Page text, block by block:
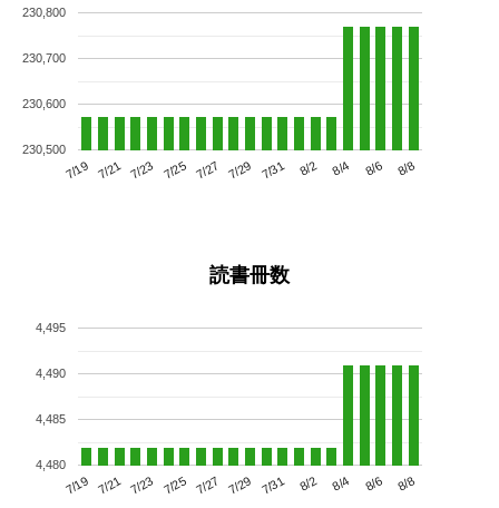
7/19 7/21 7/23 7/25 7/27 7/29 7/31 8/2 8/4 8/6 8/8
230,500
230,600
230,700
230,800
読書冊数
7/19 7/21 7/23 7/25 7/27 7/29 7/31 8/2 8/4 8/6 8/8
4,480
4,485
4,490
4,495